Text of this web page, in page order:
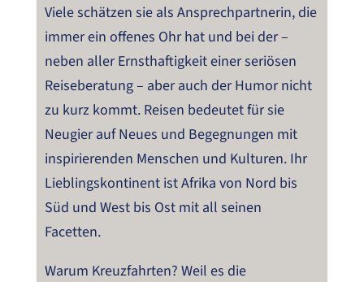
Viele schätzen sie als Ansprechpartnerin, die
immer ein offenes Ohr hat und bei der –
neben aller Ernsthaftigkeit einer seriösen
Reiseberatung – aber auch der Humor nicht
zu kurz kommt. Reisen bedeutet für sie
Neugier auf Neues und Begegnungen mit
inspirierenden Menschen und Kulturen. Ihr
Lieblingskontinent ist Afrika von Nord bis
Süd und West bis Ost mit all seinen
Facetten.
Warum Kreuzfahrten? Weil es die